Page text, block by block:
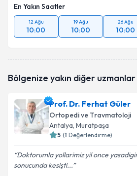
En Yakın Saatler
12 Ağu
10:00
19 Ağu
10:00
26 Ağu
10:00
Bölgenize yakın diğer uzmanlar
Prof. Dr. Ferhat Güler
Ortopedi ve Travmatoloji
Antalya, Muratpaşa
5 (1 Değerlendirme)
Doktorumla yollarimiz yil once
sonucunda kesişti...